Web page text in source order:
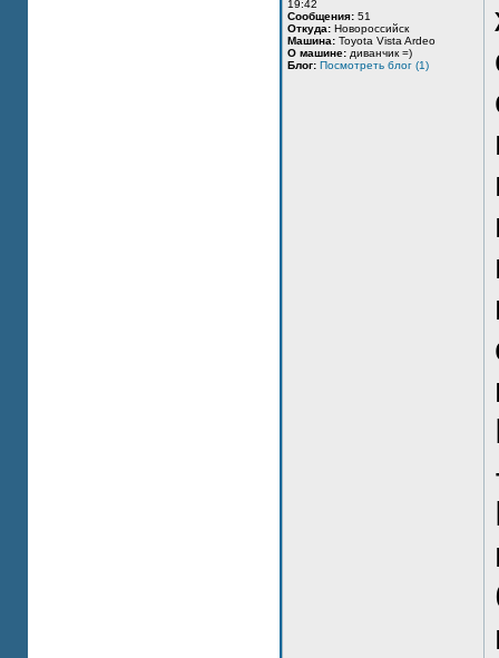
19:42
Сообщения: 51
Откуда: Новороссийск
Машина: Toyota Vista Ardeo
О машине: диванчик =)
Блог: Посмотреть блог (1)